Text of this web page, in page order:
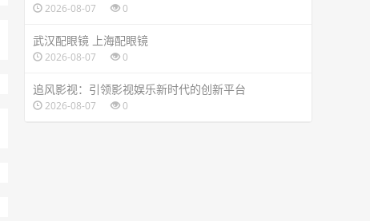
2026-08-07 0
武汉配眼镜 上海配眼镜
2026-08-07 0
追风影视：引领影视娱乐新时代的创新平台
2026-08-07 0